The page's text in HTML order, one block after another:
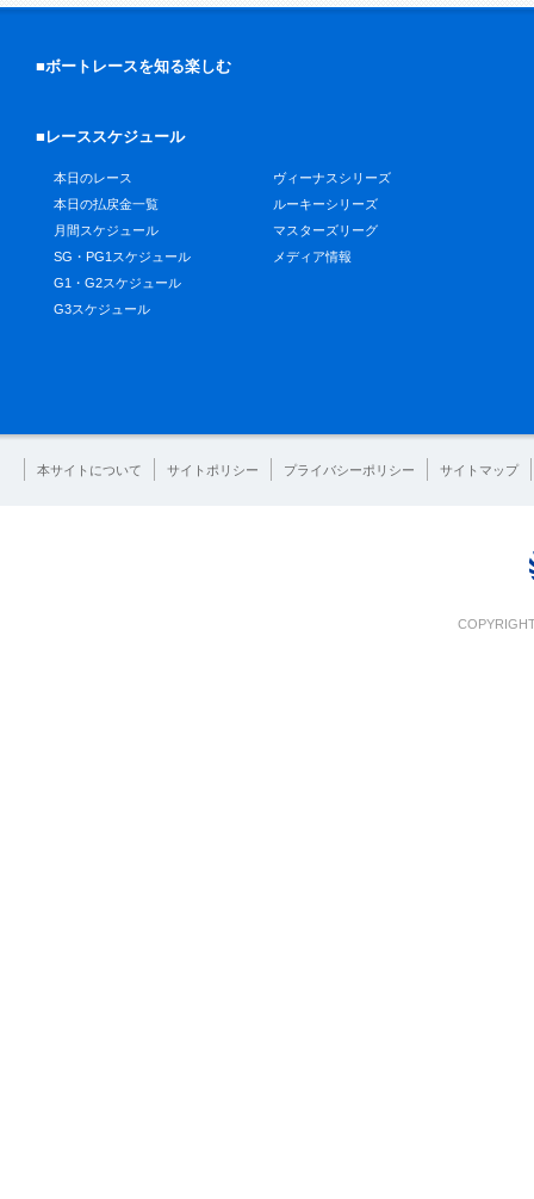
■ボートレースを知る楽しむ
■レーススケジュール
本日のレース
本日の払戻金一覧
月間スケジュール
SG・PG1スケジュール
G1・G2スケジュール
G3スケジュール
ヴィーナスシリーズ
ルーキーシリーズ
マスターズリーグ
メディア情報
本サイトについて サイトポリシー プライバシーポリシー サイトマップ